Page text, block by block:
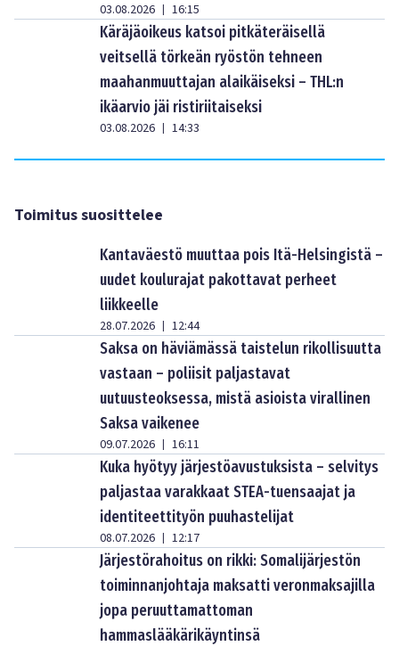
03.08.2026 | 16:15
Käräjäoikeus katsoi pitkäteräisellä
veitsellä törkeän ryöstön tehneen
maahanmuuttajan alaikäiseksi – THL:n
ikäarvio jäi ristiriitaiseksi
03.08.2026 | 14:33
Toimitus suosittelee
Kantaväestö muuttaa pois Itä-Helsingistä –
uudet koulurajat pakottavat perheet
liikkeelle
28.07.2026 | 12:44
Saksa on häviämässä taistelun rikollisuutta
vastaan – poliisit paljastavat
uutuusteoksessa, mistä asioista virallinen
Saksa vaikenee
09.07.2026 | 16:11
Kuka hyötyy järjestöavustuksista – selvitys
paljastaa varakkaat STEA-tuensaajat ja
identiteettityön puuhastelijat
08.07.2026 | 12:17
Järjestörahoitus on rikki: Somalijärjestön
toiminnanjohtaja maksatti veronmaksajilla
jopa peruuttamattoman
hammaslääkärikäyntinsä